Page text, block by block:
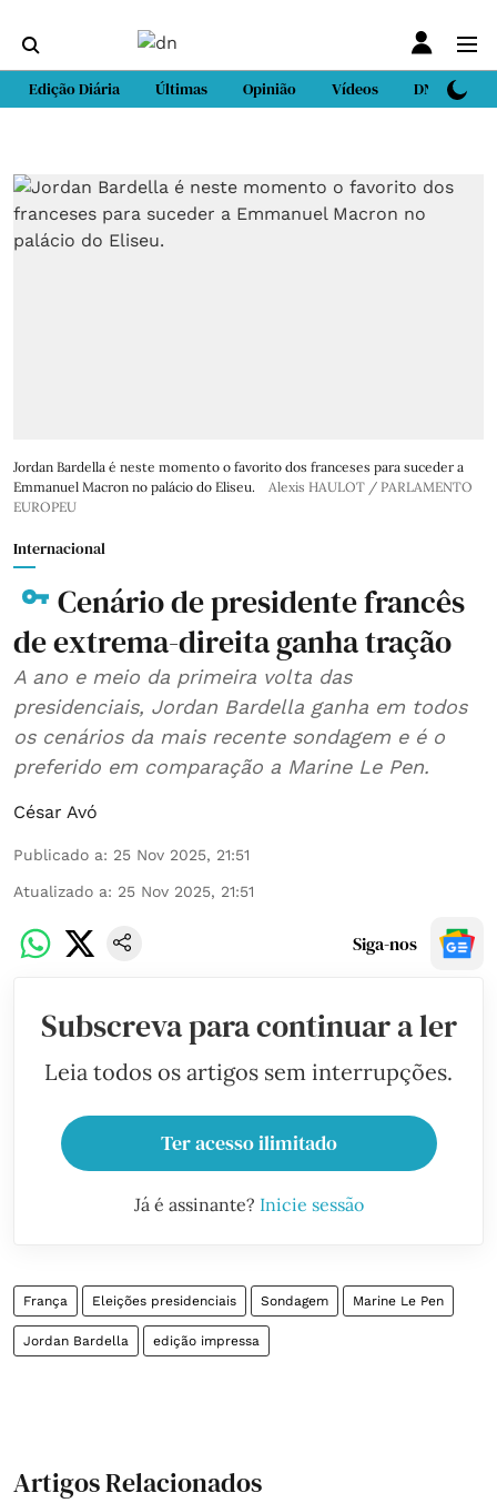
Edição Diária Últimas Opinião Vídeos DN Sport
Jordan Bardella é neste momento o favorito dos franceses para suceder a
Emmanuel Macron no palácio do Eliseu.
Alexis HAULOT / PARLAMENTO
EUROPEU
Internacional
Cenário de presidente francês
de extrema-direita ganha tração
A ano e meio da primeira volta das
presidenciais, Jordan Bardella ganha em todos
os cenários da mais recente sondagem e é o
preferido em comparação a Marine Le Pen.
César Avó
Publicado a: 25 Nov 2025, 21:51
Atualizado a: 25 Nov 2025, 21:51
Siga-nos
Subscreva para continuar a ler
Leia todos os artigos sem interrupções.
Ter acesso ilimitado
Já é assinante? Inicie sessão
França Eleições presidenciais Sondagem Marine Le Pen
Jordan Bardella edição impressa
Artigos Relacionados